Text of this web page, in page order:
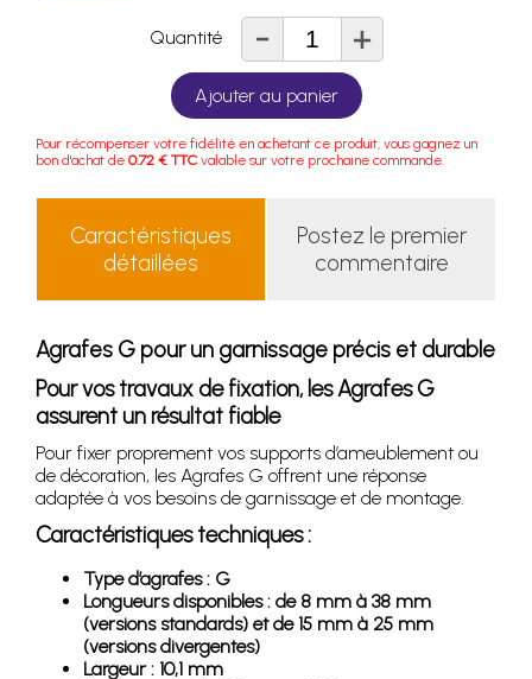
Quantité - +
Ajouter au panier
Pour récompenser votre fidélité en achetant ce produit, vous gagnez un
bon d'achat de 0.72 € TTC valable sur votre prochaine commande.
Caractéristiques
détaillées
Postez le premier
commentaire
Agrafes G pour un garnissage précis et durable
Pour vos travaux de fixation, les Agrafes G
assurent un résultat fiable
Pour fixer proprement vos supports d’ameublement ou
de décoration, les Agrafes G offrent une réponse
adaptée à vos besoins de garnissage et de montage.
Caractéristiques techniques :
Type d’agrafes : G
Longueurs disponibles : de 8 mm à 38 mm
(versions standards) et de 15 mm à 25 mm
(versions divergentes)
Largeur : 10,1 mm